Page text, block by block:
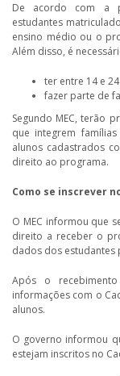
De acordo com a
estudantes
ensino médio ou o
Além disso, é
ter entre 14 e
fazer parte de
Segundo MEC, terão
que integrem
alunos cadastrados
direito ao programa.
Como se inscrever
O MEC informou que
direito a receber o
dados dos estudantes
Após o
informações com o
alunos.
O governo informou
estejam inscritos no